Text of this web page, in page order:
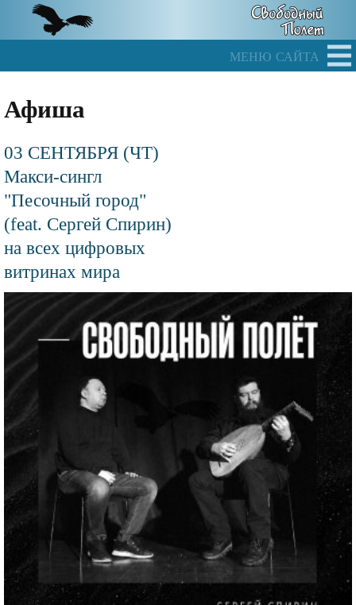
main
меню сайта
Афиша
03 СЕНТЯБРЯ (ЧТ)
Макси-сингл
"Песочный город"
(feat. Сергей Спирин)
на всех цифровых
витринах мира
изображения